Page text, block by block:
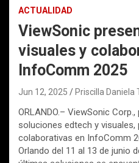
ACTUALIDAD
ViewSonic
visuales y
InfoComm 2025
Jun 12, 2025 Priscilla
ORLANDO.– ViewSonic
soluciones edtech y
colaborativas en InfoComm
Orlando del 11 al 13 de junio